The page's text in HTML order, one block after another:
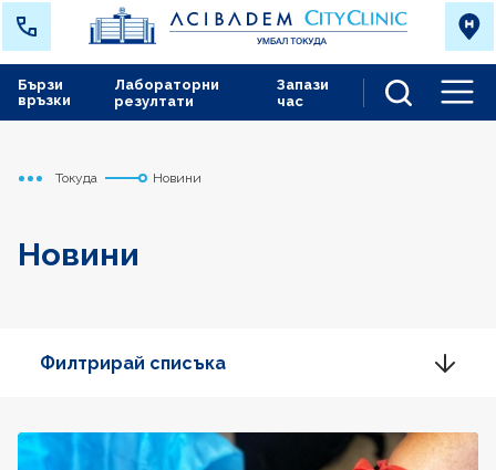
Лабораторни
резултати
Запази
час
Бързи
връзки
Начало
Токуда Новини
Новини
Филтрирай списъка